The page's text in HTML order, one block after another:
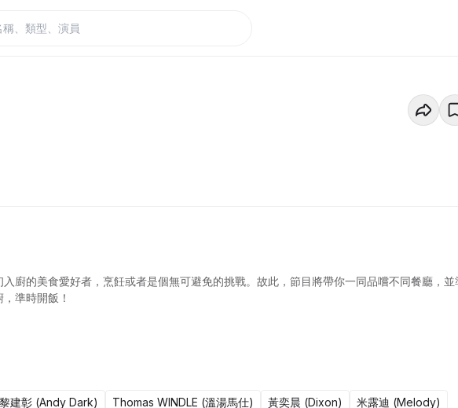
廚的美食愛好者，烹飪或者是個無可避免的挑戰。故此，節目將帶你一同品嚐不同餐廳，並
準時開飯！
黎建彰 (Andy Dark) Thomas WINDLE (溫湯馬仕) 黃奕晨 (Dixon) 米露迪 (Melody)